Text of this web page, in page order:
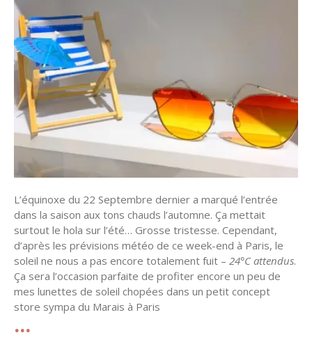
L’équinoxe du 22 Septembre dernier a marqué l’entrée
dans la saison aux tons chauds l’automne. Ça mettait
surtout le hola sur l’été… Grosse tristesse. Cependant,
d’après les prévisions météo de ce week-end à Paris, le
soleil ne nous a pas encore totalement fuit – 24°C attendus.
Ça sera l’occasion parfaite de profiter encore un peu de
mes lunettes de soleil chopées dans un petit concept
store sympa du Marais à Paris